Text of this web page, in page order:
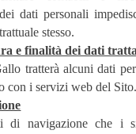
dati personali
stesso.
e finalità dei dati
tratterà alcuni dati
con i servizi web del Sito.
di navigazione che i